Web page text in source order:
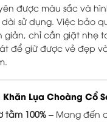
được màu sắc và
sử dụng. Việc bảo
giản, chỉ cần giặt nhẹ
để giữ được vẻ đẹp
Khăn Lụa Choàng Cổ
tằm 100% – Mang đến